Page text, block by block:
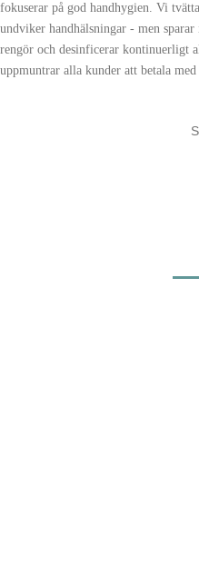
på god handhygien. Vi
handhälsningar - men sparar
och desinficerar kontinuerligt
alla kunder att betala